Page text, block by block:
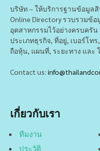
บริษัท – ให้บริการฐานข้อมูล
Online Directory รวบรวมข้
อุตสาหกรรมไว้อย่างครบครั
ประเภทธุรกิจ, ที่อยู่, เบอร์โท
ถือหุ้น, แผนที่, ระยะทาง และ
Contact us:
เกี่ยวกับเรา
ทีมงาน
ประวัติ